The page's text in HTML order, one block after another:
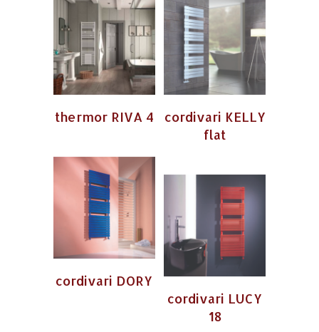
thermor RIVA 4
cordivari KELLY
flat
cordivari DORY
cordivari LUCY
18